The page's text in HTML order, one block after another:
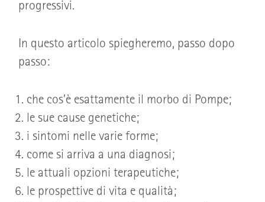
progressivi.
In questo articolo spiegheremo, passo dopo
passo:
che cos’è esattamente il morbo di Pompe;
le sue cause genetiche;
i sintomi nelle varie forme;
come si arriva a una diagnosi;
le attuali opzioni terapeutiche;
le prospettive di vita e qualità;